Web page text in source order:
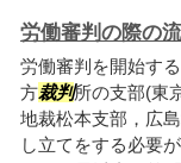
労働審判の際の
労働審判を開始す
方裁判所の支部(東
地裁松本支部，広
し立てをする必要